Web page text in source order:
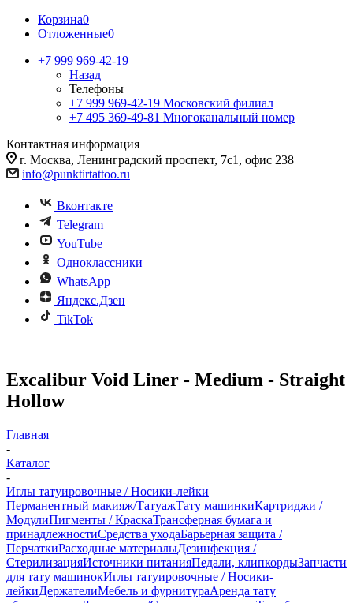
Корзина0
Отложенные0
+7 999 969-42-19
Назад
Телефоны
+7 999 969-42-19 Московский филиал
+7 495 369-49-81 Многоканальный номер
Контактная информация
г. Москва, Ленинградский проспект, 7с1, офис 238
info@punktirtattoo.ru
Вконтакте
Telegram
YouTube
Одноклассники
WhatsApp
Яндекс.Дзен
TikTok
Excalibur Void Liner - Medium - Straight
Hollow
Главная
-
Каталог
-
Иглы татуировочные / Носики-лейки
Перманентный макияж/ТатуажТату машинкиКартриджи /
МодулиПигменты / КраскаТрансферная бумага и
принадлежностиСредства уходаБарьерная защита /
ПерчаткиРасходные материалыДезинфекция /
СтерилизацияИсточники питанияПедали, клипкордыЗапчасти
для тату машинокИглы татуировочные / Носики-
лейкиДержателиМебель и фурнитураАренда тату